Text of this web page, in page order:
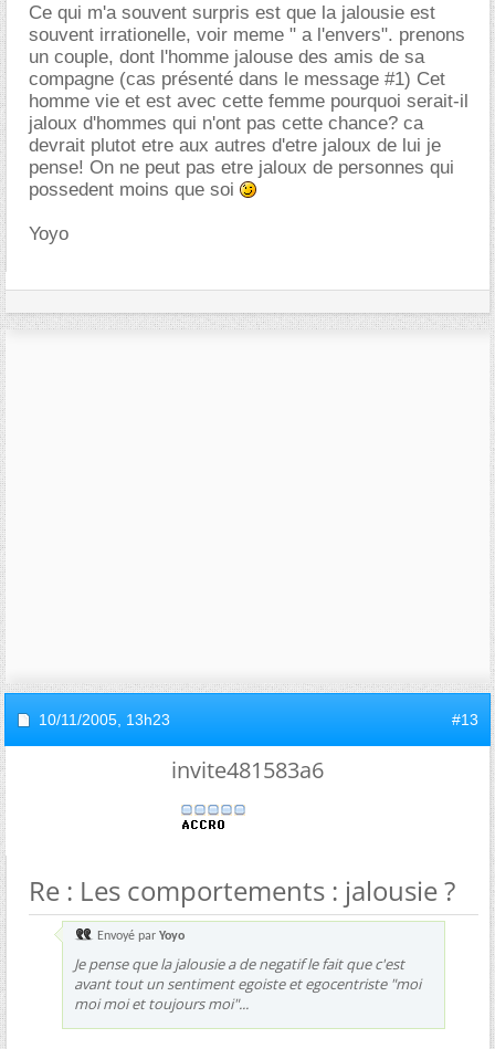
Ce qui m'a souvent surpris est que la jalousie est
souvent irrationelle, voir meme " a l'envers". prenons
un couple, dont l'homme jalouse des amis de sa
compagne (cas présenté dans le message #1) Cet
homme vie et est avec cette femme pourquoi serait-il
jaloux d'hommes qui n'ont pas cette chance? ca
devrait plutot etre aux autres d'etre jaloux de lui je
pense! On ne peut pas etre jaloux de personnes qui
possedent moins que soi
Yoyo
10/11/2005, 13h23 #13
invite481583a6
Re : Les comportements : jalousie ?
Envoyé par Yoyo
Je pense que la jalousie a de negatif le fait que c'est
avant tout un sentiment egoiste et egocentriste "moi
moi moi et toujours moi"...